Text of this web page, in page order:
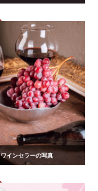
ワインセラーの写真